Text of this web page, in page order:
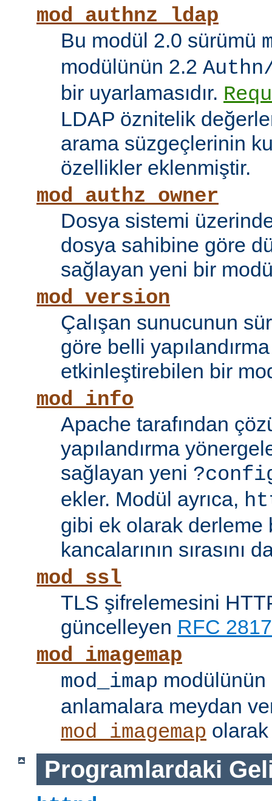
mod_authnz_ldap
Bu modül 2.0 sürümü
modülünün 2.2
bir uyarlamasıdır.
LDAP öznitelik
arama süzgeçlerinin
özellikler eklenmiştir.
mod_authz_owner
Dosya sistemi
dosya sahibine göre
sağlayan yeni bir
mod_version
Çalışan sunucunun
göre belli yapılandırma
etkinleştirebilen bir
mod_info
Apache tarafından
yapılandırma
sağlayan yeni
ekler. Modül ayrıca,
gibi ek olarak derleme
kancalarının sırasını
mod_ssl
TLS şifrelemesini
güncelleyen RFC 2817
mod_imagemap
mod_imap modülünün
anlamalara meydan
mod_imagemap
Programlardaki